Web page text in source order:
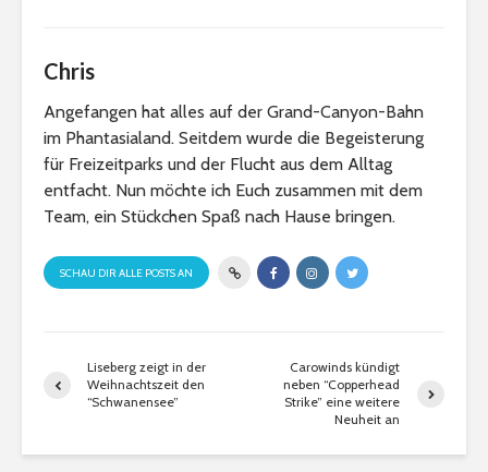
Chris
Angefangen hat alles auf der Grand-Canyon-Bahn
im Phantasialand. Seitdem wurde die Begeisterung
für Freizeitparks und der Flucht aus dem Alltag
entfacht. Nun möchte ich Euch zusammen mit dem
Team, ein Stückchen Spaß nach Hause bringen.
SCHAU DIR ALLE POSTS AN
Liseberg zeigt in der
Weihnachtszeit den
“Schwanensee”
Carowinds kündigt
neben “Copperhead
Strike” eine weitere
Neuheit an